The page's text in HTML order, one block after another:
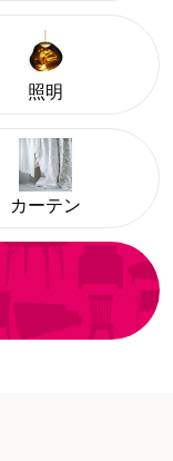
照明
カーテン